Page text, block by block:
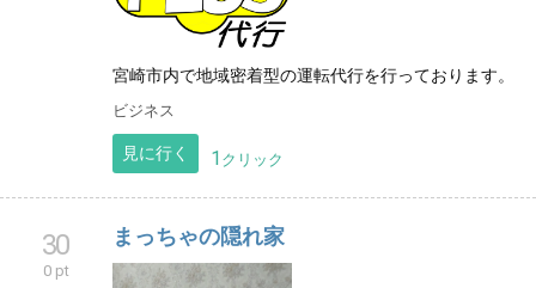
宮崎市内で地域密着型の運転代行を行っております。
ビジネス
見に行く 1 クリック
30
0 pt
まっちゃの隠れ家